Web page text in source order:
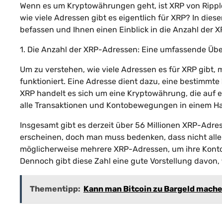
Wenn es um Kryptowährungen geht, ist XRP von
wie viele Adressen gibt es eigentlich für XRP? In
befassen und Ihnen einen Einblick in die Anzahl der
1. Die Anzahl der XRP-Adressen: Eine umfassende
Um zu verstehen, wie viele Adressen es für XRP
funktioniert. Eine Adresse dient dazu, eine
XRP handelt es sich um eine Kryptowährung, die auf
alle Transaktionen und Kontobewegungen in einem
Insgesamt gibt es derzeit über 56 Millionen XRP-
erscheinen, doch man muss bedenken, dass nicht
möglicherweise mehrere XRP-Adressen, um ihre
Dennoch gibt diese Zahl eine gute Vorstellung
Thementipp: Kann man Bitcoin zu Bargeld